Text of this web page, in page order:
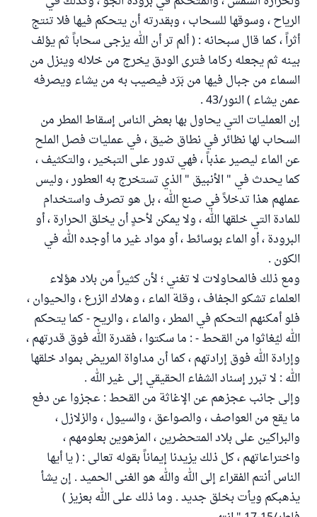
الرياح ، وسوقها للسحاب ، وبقدرته أن يتحكم فيها فلا تنتج
أثراً ، كما قال سبحانه : ( ألم تر أن الله يزجى سحاباً ثم يؤلف
بينه ثم يجعله ركاما فترى الودق يخرج من خلاله وينزل من
السماء من جبال فيها من بَرَد فيصيب به من يشاء ويصرفه
عمن يشاء ) النور/43 .
إن العمليات التي يحاول بها بعض الناس إسقاط المطر من
السحاب لها نظائر في نطاق ضيق ، في عمليات فصل الملح
عن الماء ليصير عذباً ، فهي تدور على التبخير ، والتكثيف ،
كما يحدث في " الأنبيق " الذي تستخرج به العطور ، وليس
عملهم هذا تدخلاً في صنع الله ، بل هو تصرف واستخدام
للمادة التي خلقها الله ، ولا يمكن لأحدٍ أن يخلق الحرارة ، أو
البرودة ، أو الماء بوسائط ، أو مواد غير ما أوجده الله في
الكون .
ومع ذلك فالمحاولات لا تغني ؛ لأن كثيراً من بلاد هؤلاء
العلماء تشكو الجفاف ، وقلة الماء ، وهلاك الزرع ، والحيوان ،
فلو أمكنهم التحكم في المطر ، والماء ، والريح - كما يتحكم
الله ليُغاثوا من القحط - : ما سكتوا ، فقدرة الله فوق قدرتهم ،
وإرادة الله فوق إرادتهم ، كما أن مداواة المريض بمواد خلقها
الله : لا تبرر إسناد الشفاء الحقيقي إلى غير الله .
وإلى جانب عجزهم عن الإغاثة من القحط : عجزوا عن دفع
ما يقع من العواصف ، والصواعق ، والسيول ، والزلازل ،
والبراكين على بلاد المتحضرين ، المزهوين بعلومهم ،
واختراعاتهم ، كل ذلك يزيدنا إيماناً بقوله تعالى : ( يا أيها
الناس أنتم الفقراء إلى الله والله هو الغنى الحميد . إن يشأ
يذهبكم ويأت بخلق جديد . وما ذلك على الله بعزيز )